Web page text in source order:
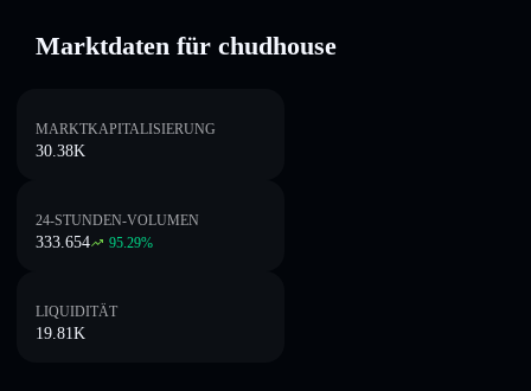
Marktdaten für chudhouse
MARKTKAPITALISIERUNG
30.38K
24-STUNDEN-VOLUMEN
333.654 95.29%
LIQUIDITÄT
19.81K